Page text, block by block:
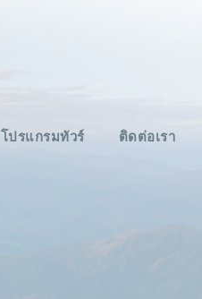
โปรแกรมทัวร์ ติดต่อเรา